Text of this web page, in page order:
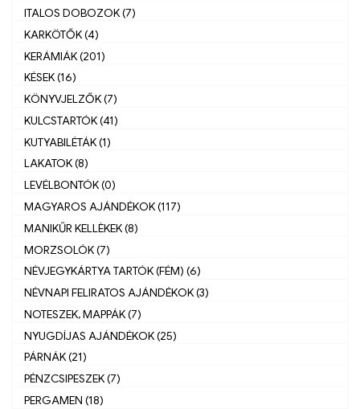
ITALOS DOBOZOK (7)
KARKÖTŐK (4)
KERÁMIÁK (201)
KÉSEK (16)
KÖNYVJELZŐK (7)
KULCSTARTÓK (41)
KUTYABILÉTÁK (1)
LAKATOK (8)
LEVÉLBONTÓK (0)
MAGYAROS AJÁNDÉKOK (117)
MANIKŰR KELLÈKEK (8)
MORZSOLÓK (7)
NÉVJEGYKÁRTYA TARTÓK (FÉM) (6)
NÉVNAPI FELIRATOS AJÁNDÉKOK (3)
NOTESZEK, MAPPÁK (7)
NYUGDÍJAS AJÁNDÉKOK (25)
PÁRNÁK (21)
PÉNZCSIPESZEK (7)
PERGAMEN (18)